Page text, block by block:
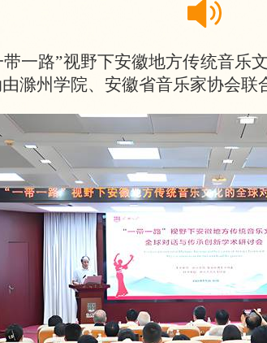
带一路”视野下安徽地方传统音乐
滁州学院、安徽省音乐家协会联